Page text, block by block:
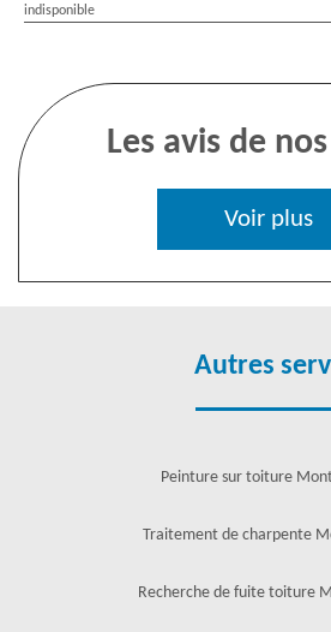
indisponible
Les avis de
Voir plus
Autres
Peinture sur toiture
Traitement de charpente
Recherche de fuite toiture